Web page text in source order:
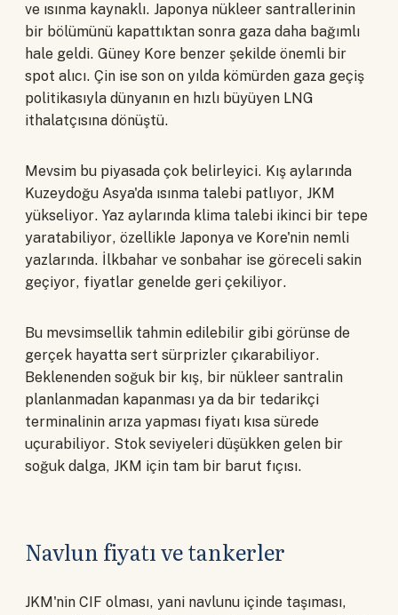
ve ısınma kaynaklı. Japonya nükleer santrallerinin
bir bölümünü kapattıktan sonra gaza daha bağımlı
hale geldi. Güney Kore benzer şekilde önemli bir
spot alıcı. Çin ise son on yılda kömürden gaza geçiş
politikasıyla dünyanın en hızlı büyüyen LNG
ithalatçısına dönüştü.
Mevsim bu piyasada çok belirleyici. Kış aylarında
Kuzeydoğu Asya'da ısınma talebi patlıyor, JKM
yükseliyor. Yaz aylarında klima talebi ikinci bir tepe
yaratabiliyor, özellikle Japonya ve Kore'nin nemli
yazlarında. İlkbahar ve sonbahar ise göreceli sakin
geçiyor, fiyatlar genelde geri çekiliyor.
Bu mevsimsellik tahmin edilebilir gibi görünse de
gerçek hayatta sert sürprizler çıkarabiliyor.
Beklenenden soğuk bir kış, bir nükleer santralin
planlanmadan kapanması ya da bir tedarikçi
terminalinin arıza yapması fiyatı kısa sürede
uçurabiliyor. Stok seviyeleri düşükken gelen bir
soğuk dalga, JKM için tam bir barut fıçısı.
Navlun fiyatı ve tankerler
JKM'nin CIF olması, yani navlunu içinde taşıması,